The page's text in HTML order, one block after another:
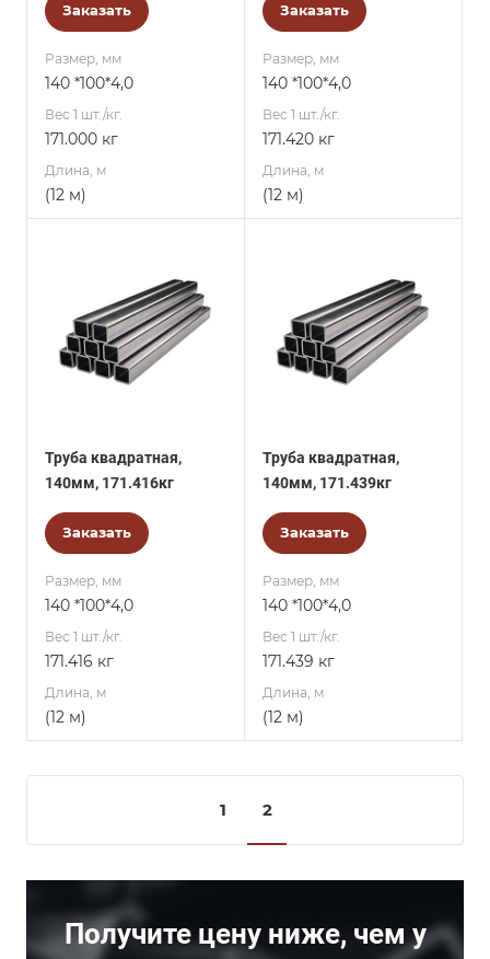
Заказать
Размер, мм
140 *100*4,0
Вес 1 шт./кг.
171.000 кг
Длина, м
(12 м)
Заказать
Размер, мм
140 *100*4,0
Вес 1 шт./кг.
171.420 кг
Длина, м
(12 м)
Труба квадратная,
140мм, 171.416кг
Заказать
Размер, мм
140 *100*4,0
Вес 1 шт./кг.
171.416 кг
Длина, м
(12 м)
Труба квадратная,
140мм, 171.439кг
Заказать
Размер, мм
140 *100*4,0
Вес 1 шт./кг.
171.439 кг
Длина, м
(12 м)
1 2
Получите цену ниже, чем у